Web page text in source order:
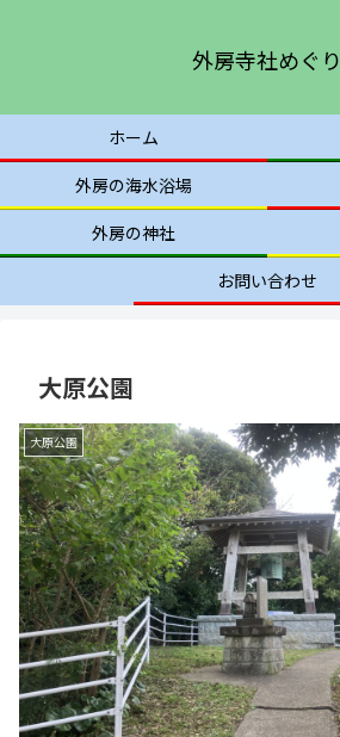
外房寺社めぐり
ホーム
外房の海水浴場
外房の神社
お問い合わせ
大原公園
大原公園